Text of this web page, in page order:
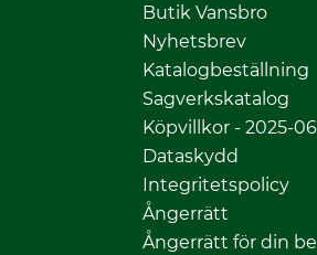
Butik Vansbro
Nyhetsbrev
Katalogbeställning
Sagverkskatalog
Köpvillkor - 2025-
Dataskydd
Integritetspolicy
Ångerrätt
Ångerrätt för din